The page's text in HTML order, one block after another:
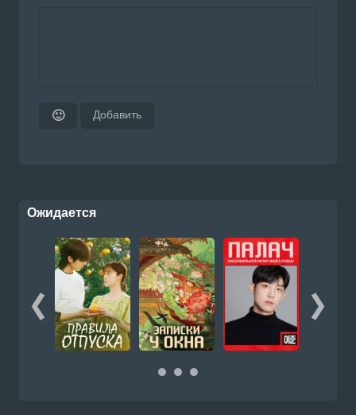
🙂 Добавить
Ожидается